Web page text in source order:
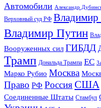
Автомобили Александр
Верховный суд РФ Владимир
Владимир Путин
Вооруженных сил ГИБДД
Трамп Дональда Трампа ЕС
Марко Рубио Москва
Право РФ РоссияСША
Соединенные Штаты Стамбул